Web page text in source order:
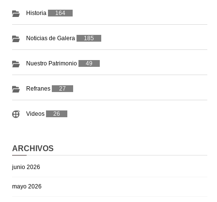
Historia 164
Noticias de Galera 185
Nuestro Patrimonio 49
Refranes 27
Videos 26
ARCHIVOS
junio 2026
mayo 2026